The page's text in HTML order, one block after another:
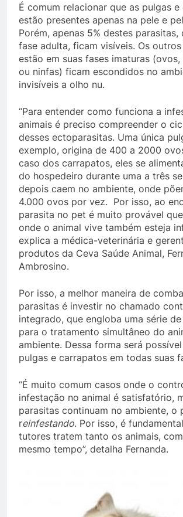
É comum relacionar que as pulgas
estão presentes apenas na pele e
Porém, apenas 5% destes parasitas,
fase adulta, ficam visíveis. Os
estão em suas fases imaturas
ou ninfas) ficam escondidos no
invisíveis a olho nu.
“Para entender como funciona a
animais é preciso compreender o
desses ectoparasitas. Uma única
exemplo, origina de 400 a 2000
caso dos carrapatos, eles se
do hospedeiro durante uma a três
depois caem no ambiente, onde
4.000 ovos por vez. Por isso, ao
parasita no pet é muito provável
onde o animal vive também esteja
explica a médica-veterinária e
produtos da Ceva Saúde Animal,
Ambrosino.
Por isso, a melhor maneira de
parasitas é investir no chamado
integrado, que engloba uma série
para o tratamento simultâneo do
ambiente. Dessa forma será
pulgas e carrapatos em todas suas
“É muito comum casos onde o
infestação no animal é satisfatório,
parasitas continuam no ambiente, o
reinfestando. Por isso, é
tutores tratem tanto os animais,
mesmo tempo”, detalha Fernanda.